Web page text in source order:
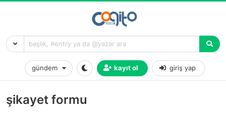
gündem kayıt ol giriş yap
şikayet formu